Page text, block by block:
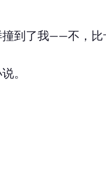
到了我——不，
。